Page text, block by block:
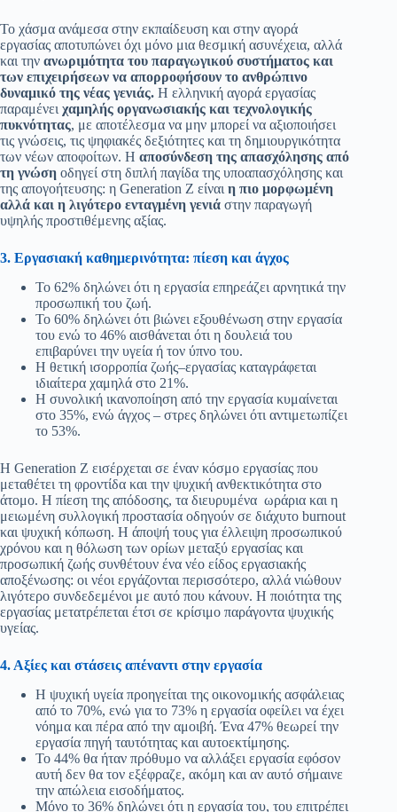
Το χάσμα ανάμεσα στην εκπαίδευση και στην αγορά
εργασίας αποτυπώνει όχι μόνο μια θεσμική ασυνέχεια, αλλά
και την ανωριμότητα του παραγωγικού συστήματος και
των επιχειρήσεων να απορροφήσουν το ανθρώπινο
δυναμικό της νέας γενιάς. Η ελληνική αγορά εργασίας
παραμένει χαμηλής οργανωσιακής και τεχνολογικής
πυκνότητας, με αποτέλεσμα να μην μπορεί να αξιοποιήσει
τις γνώσεις, τις ψηφιακές δεξιότητες και τη δημιουργικότητα
των νέων αποφοίτων. Η αποσύνδεση της απασχόλησης από
τη γνώση οδηγεί στη διπλή παγίδα της υποαπασχόλησης και
της απογοήτευσης: η Generation Z είναι η πιο μορφωμένη
αλλά και η λιγότερο ενταγμένη γενιά στην παραγωγή
υψηλής προστιθέμενης αξίας.
3. Εργασιακή καθημερινότητα: πίεση και άγχος
Το 62% δηλώνει ότι η εργασία επηρεάζει αρνητικά την
προσωπική του ζωή.
Το 60% δηλώνει ότι βιώνει εξουθένωση στην εργασία
του ενώ το 46% αισθάνεται ότι η δουλειά του
επιβαρύνει την υγεία ή τον ύπνο του.
Η θετική ισορροπία ζωής–εργασίας καταγράφεται
ιδιαίτερα χαμηλά στο 21%.
Η συνολική ικανοποίηση από την εργασία κυμαίνεται
στο 35%, ενώ άγχος – στρες δηλώνει ότι αντιμετωπίζει
το 53%.
Η Generation Z εισέρχεται σε έναν κόσμο εργασίας που
μεταθέτει τη φροντίδα και την ψυχική ανθεκτικότητα στο
άτομο. Η πίεση της απόδοσης, τα διευρυμένα ωράρια και η
μειωμένη συλλογική προστασία οδηγούν σε διάχυτο burnout
και ψυχική κόπωση. Η άποψή τους για έλλειψη προσωπικού
χρόνου και η θόλωση των ορίων μεταξύ εργασίας και
προσωπική ζωής συνθέτουν ένα νέο είδος εργασιακής
αποξένωσης: οι νέοι εργάζονται περισσότερο, αλλά νιώθουν
λιγότερο συνδεδεμένοι με αυτό που κάνουν. Η ποιότητα της
εργασίας μετατρέπεται έτσι σε κρίσιμο παράγοντα ψυχικής
υγείας.
4. Αξίες και στάσεις απέναντι στην εργασία
Η ψυχική υγεία προηγείται της οικονομικής ασφάλειας
από το 70%, ενώ για το 73% η εργασία οφείλει να έχει
νόημα και πέρα από την αμοιβή. Ένα 47% θεωρεί την
εργασία πηγή ταυτότητας και αυτοεκτίμησης.
Το 44% θα ήταν πρόθυμο να αλλάξει εργασία εφόσον
αυτή δεν θα τον εξέφραζε, ακόμη και αν αυτό σήμαινε
την απώλεια εισοδήματος.
Μόνο το 36% δηλώνει ότι η εργασία του, του επιτρέπει